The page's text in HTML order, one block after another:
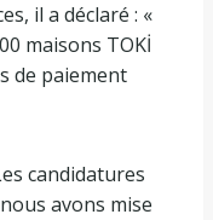
il a déclaré : «
maisons TOKİ
de paiement
candidatures
avons mise